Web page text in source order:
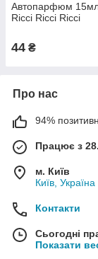
Автопарфюм
Ricci Ricci Ricci
44 ₴
Про нас
94%
Працює з
м. Київ
Київ, Україна
Контакти
Сьогодні
Показати